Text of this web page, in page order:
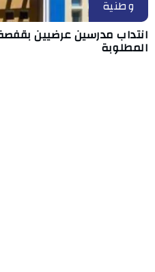
وطنية
انتداب مدرسين عرضيين
المطلوبة